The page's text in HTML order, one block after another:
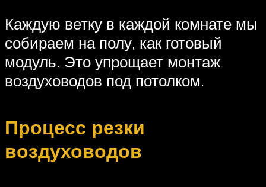
Каждую ветку в каждой комнате мы
собираем на полу, как готовый
модуль. Это упрощает монтаж
воздуховодов под потолком.
Процесс резки
воздуховодов